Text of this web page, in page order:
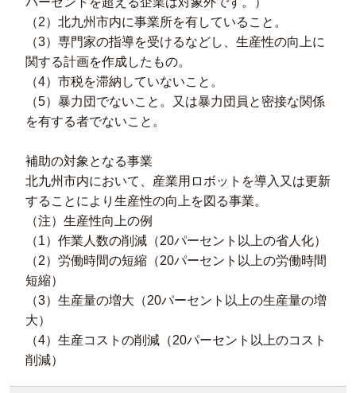
（2）北九州市内に事業所を有していること。
（3）専門家の指導を受けるなどし、生産性の向上に
関する計画を作成したもの。
（4）市税を滞納していないこと。
（5）暴力団でないこと。又は暴力団員と密接な関係
を有する者でないこと。
補助の対象となる事業
北九州市内において、産業用ロボットを導入又は更新
することにより生産性の向上を図る事業。
（注）生産性向上の例
（1）作業人数の削減（20パーセント以上の省人化）
（2）労働時間の短縮（20パーセント以上の労働時間
短縮）
（3）生産量の増大（20パーセント以上の生産量の増
大）
（4）生産コストの削減（20パーセント以上のコスト
削減）